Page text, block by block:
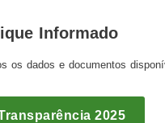
Informado
os dados e documentos
2025